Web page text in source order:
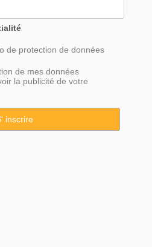
de protection de données
de mes données
la publicité de votre